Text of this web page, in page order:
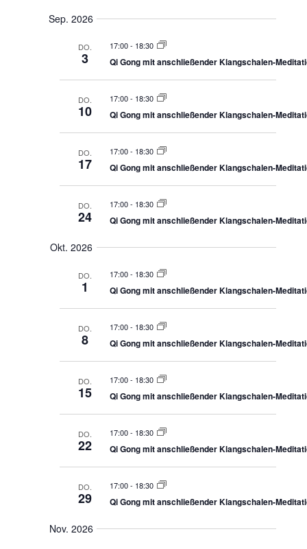
S
d
A
s
t
i
t
i
n
t
n
A
s
i
h
t
e
n
-
N
a
v
i
Sep. 2026
DO.
3
17:00- 18:30
Qi Gong mit anschließender Klangschalen-
DO.
10
17:00- 18:30
Qi Gong mit anschließender Klangschalen-
DO.
17
17:00- 18:30
Qi Gong mit anschließender Klangschalen-
DO.
24
17:00- 18:30
Qi Gong mit anschließender Klangschalen-
Okt. 2026
DO.
1
17:00- 18:30
Qi Gong mit anschließender Klangschalen-
DO.
8
17:00- 18:30
Qi Gong mit anschließender Klangschalen-
DO.
15
17:00- 18:30
Qi Gong mit anschließender Klangschalen-
DO.
22
17:00- 18:30
Qi Gong mit anschließender Klangschalen-
DO.
29
17:00- 18:30
Qi Gong mit anschließender Klangschalen-
Nov. 2026